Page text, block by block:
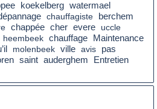
koekelberg watermael
chauffagiste
berchem
chappée cher evere
uccle
heembeek chauffage
Maintenance
molenbeek ville avis pas
saint auderghem
Entretien